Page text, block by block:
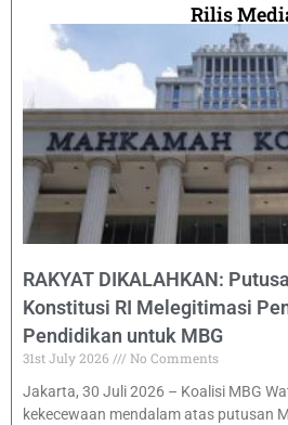
Rilis
RAKYAT DIKALAHKAN:
Konstitusi RI Melegitimasi
Pendidikan untuk MBG
31st July 2026
No Comments
Jakarta, 30 Juli 2026 – Koalisi MBG
kekecewaan mendalam atas putusan